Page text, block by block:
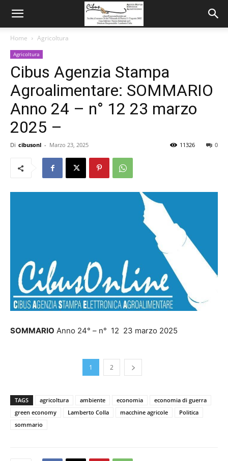
Home Agricoltura
Agricoltura
Cibus Agenzia Stampa
Agroalimentare: SOMMARIO
Anno 24 – n° 12 23 marzo
2025 –
Di cibusonl - Marzo 23, 2025 0
11326
SOMMARIO Anno 24° – n° 12 23 marzo 2025
1 2
TAGS agricoltura ambiente economia
economia di guerra
green economy
Lamberto Colla macchine agricole
Politica
sommario